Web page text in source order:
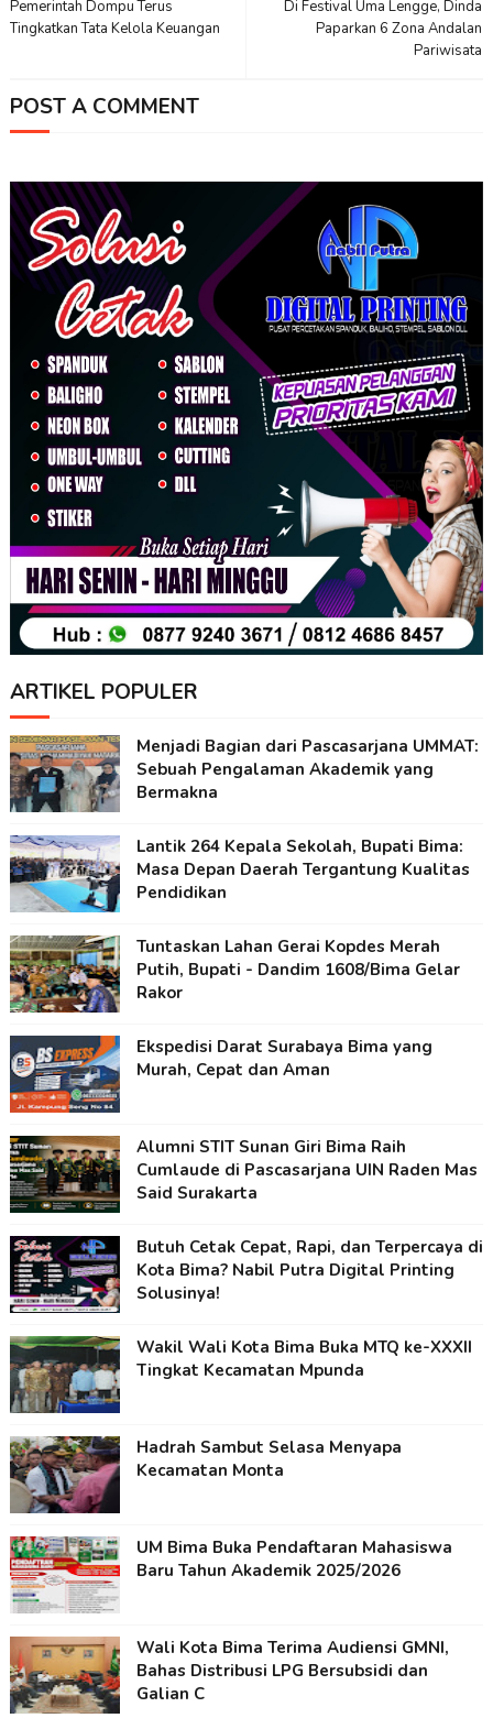
Di Festival Uma Lengge, Dinda
Paparkan 6 Zona Andalan
Pariwisata
Pemerintah Dompu Terus
Tingkatkan Tata Kelola Keuangan
POST A COMMENT
ARTIKEL POPULER
Menjadi Bagian dari Pascasarjana UMMAT:
Sebuah Pengalaman Akademik yang
Bermakna
Lantik 264 Kepala Sekolah, Bupati Bima:
Masa Depan Daerah Tergantung Kualitas
Pendidikan
Tuntaskan Lahan Gerai Kopdes Merah
Putih, Bupati - Dandim 1608/Bima Gelar
Rakor
Ekspedisi Darat Surabaya Bima yang
Murah, Cepat dan Aman
Alumni STIT Sunan Giri Bima Raih
Cumlaude di Pascasarjana UIN Raden Mas
Said Surakarta
Butuh Cetak Cepat, Rapi, dan Terpercaya di
Kota Bima? Nabil Putra Digital Printing
Solusinya!
Wakil Wali Kota Bima Buka MTQ ke-XXXII
Tingkat Kecamatan Mpunda
Hadrah Sambut Selasa Menyapa
Kecamatan Monta
UM Bima Buka Pendaftaran Mahasiswa
Baru Tahun Akademik 2025/2026
Wali Kota Bima Terima Audiensi GMNI,
Bahas Distribusi LPG Bersubsidi dan
Galian C